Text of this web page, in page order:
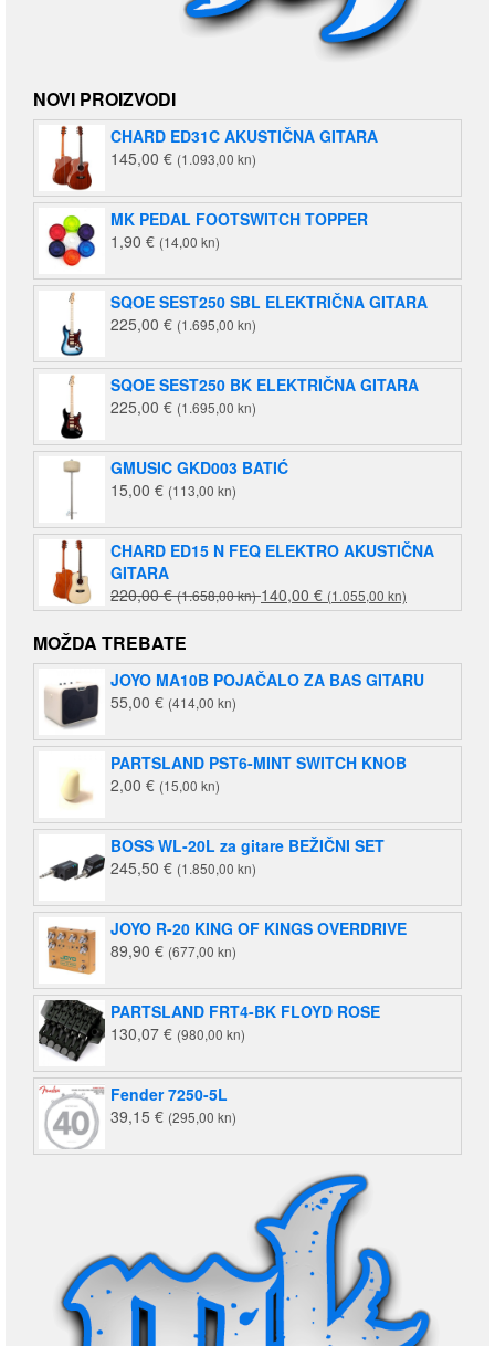
NOVI PROIZVODI
CHARD ED31C AKUSTIČNA GITARA
145,00 € (1.093,00 kn)
MK PEDAL FOOTSWITCH TOPPER
1,90 € (14,00 kn)
SQOE SEST250 SBL ELEKTRIČNA GITARA
225,00 € (1.695,00 kn)
SQOE SEST250 BK ELEKTRIČNA GITARA
225,00 € (1.695,00 kn)
GMUSIC GKD003 BATIĆ
15,00 € (113,00 kn)
CHARD ED15 N FEQ ELEKTRO AKUSTIČNA
GITARA
220,00€ (1.658,00 kn)Izvorna
cijena
je:
220,00 €
140,00 € (1.055,00 kn)
cijena
140,00 €
(1.055,00
MOŽDA TREBATE
JOYO MA10B POJAČALO ZA BAS GITARU
55,00 € (414,00 kn)
PARTSLAND PST6-MINT SWITCH KNOB
2,00 € (15,00 kn)
BOSS WL-20L za gitare BEŽIČNI SET
245,50 € (1.850,00 kn)
JOYO R-20 KING OF KINGS OVERDRIVE
89,90 € (677,00 kn)
PARTSLAND FRT4-BK FLOYD ROSE
130,07 € (980,00 kn)
Fender 7250-5L
39,15 € (295,00 kn)